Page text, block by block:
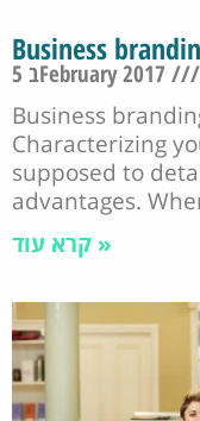
Business
5 בFebruary 2017
Business
Characterizing
supposed to
advantages.
קרא עוד »